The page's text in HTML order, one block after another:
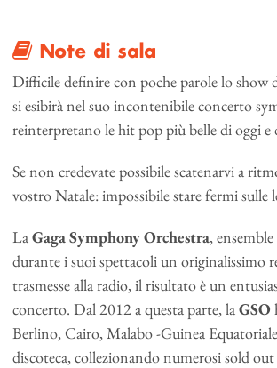
Note di sala
Difficile definire con poche parole lo show
si esibirà nel suo incontenibile concerto
reinterpretano le hit pop più belle di oggi e
Se non credevate possibile scatenarvi a
vostro Natale: impossibile stare fermi
LaGaga Symphony Orchestra,
durante i suoi spettacoli un originalissimo
trasmesse alla radio, il risultato è un
concerto. Dal 2012 a questa parte, laGSO
Berlino, Cairo, Malabo -Guinea
discoteca, collezionando numerosi sold